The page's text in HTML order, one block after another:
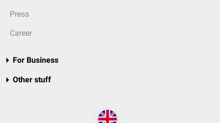
Press
Career
For Business
Other stuff